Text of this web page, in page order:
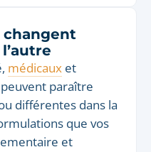
changent
médicaux et
paraître
différentes dans la
que vos
et